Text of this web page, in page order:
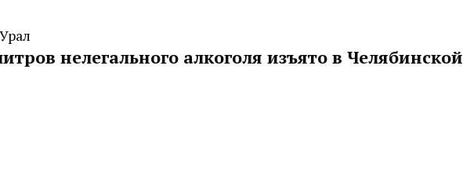
нелегального алкоголя изъято в Челябинской